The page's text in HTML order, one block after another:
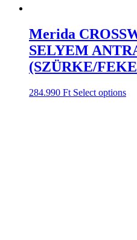
Merida
SELYEM
(SZÜRKE/
284.990 Ft Select options